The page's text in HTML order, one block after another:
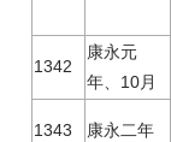
1342
康永元
年、10月
1343 康永二年